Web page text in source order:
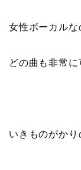
女性ボーカルな
どの曲も非常に
いきものがかり